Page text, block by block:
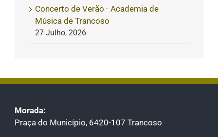
Concerto de Verão - Academia de
Música de Trancoso
27 Julho, 2026
Morada:
Praça do Município, 6420-107 Trancoso